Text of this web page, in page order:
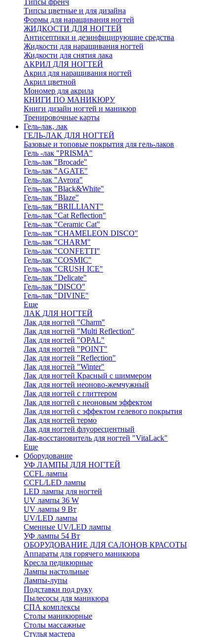
Типсы френч
Типсы цветные и для дизайна
Формы для наращивания ногтей
ЖИДКОСТИ ДЛЯ НОГТЕЙ
Антисептики и дезинфицирующие средства
Жидкости для наращивания ногтей
Жидкости для снятия лака
АКРИЛ ДЛЯ НОГТЕЙ
Акрил для наращивания ногтей
Акрил цветной
Мономер для акрила
КНИГИ ПО МАНИКЮРУ
Книги дизайн ногтей и маникюр
Тренировочные карты
Гель-лак, лак
ГЕЛЬ-ЛАК ДЛЯ НОГТЕЙ
Базовые и топовые покрытия для гель-лаков
Гель -лак "PRISMA"
Гель-лак "Brocade"
Гель-лак "AGATE"
Гель-лак "Avrora"
Гель-лак "Black&White"
Гель-лак "Blaze"
Гель-лак "BRILLIANT"
Гель-лак "Cat Reflection"
Гель-лак "Ceramic Cat"
Гель-лак "CHAMELEON DISCO"
Гель-лак "CHARM"
Гель-лак "CONFETTI"
Гель-лак "COSMIC"
Гель-лак "CRUSH ICE"
Гель-лак "Delicate"
Гель-лак "DISCO"
Гель-лак "DIVINE"
Еще
ЛАК ДЛЯ НОГТЕЙ
Лак для ногтей "Charm"
Лак для ногтей "Multi Reflection"
Лак для ногтей "OPAL"
Лак для ногтей "POINT"
Лак для ногтей "Reflection"
Лак для ногтей "Winter"
Лак для ногтей Красный с шиммером
Лак для ногтей неоново-жемчужный
Лак для ногтей с глиттером
Лак для ногтей с неоновым эффектом
Лак для ногтей с эффектом гелевого покрытия
Лак для ногтей термо
Лак для ногтей флуоресцентный
Лак-восстановитель для ногтей "VitaLack"
Еще
Оборудование
УФ ЛАМПЫ ДЛЯ НОГТЕЙ
CCFL лампы
CCFL/LED лампы
LED лампы для ногтей
UV лампы 36 W
UV лампы 9 Вт
UV/LED лампы
Сменные UV/LED лампы
УФ лампы 54 Вт
ОБОРУДОВАНИЕ ДЛЯ САЛОНОВ КРАСОТЫ
Аппараты для горячего маникюра
Кресла педикюрные
Лампы настольные
Лампы-лупы
Подставки под руку
Пылесосы для маникюра
СПА комплексы
Столы маникюрные
Столы массажные
Стулья мастера